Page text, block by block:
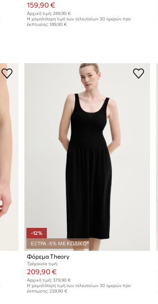
159,90 €
Αρχική τιμή: 269,90 €
Η χαμηλότερη τιμή των τελευταίων 30 ημερών προ
έκπτωσης: 189,90 €
-12%
ΕΞΤΡΑ -5% ΜΕ ΚΩΔΙΚΟ*
Φόρεμα Theory
Τρέχουσα τιμή:
209,90 €
Αρχική τιμή: 379,90 €
Η χαμηλότερη τιμή των τελευταίων 30 ημερών προ
έκπτωσης: 239,90 €